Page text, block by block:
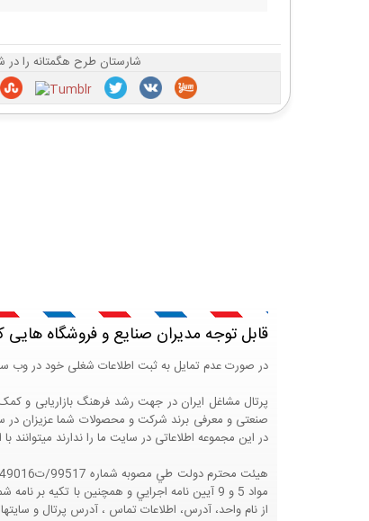
شارستان طرح هگمتانه را در
قابل توجه مدیران صنایع و فروشگاه
در صورت عدم تمایل به ثبت اطلاعات شغلی خود در وب
صنعتی و معرفی برند شرکت و محصولات شما عزیزان در
در این مجموعه اطلاعاتی در سایت ما را ندارند
از نام واحد، آدرس، اطلاعات تماس ، آدرس پرتال و